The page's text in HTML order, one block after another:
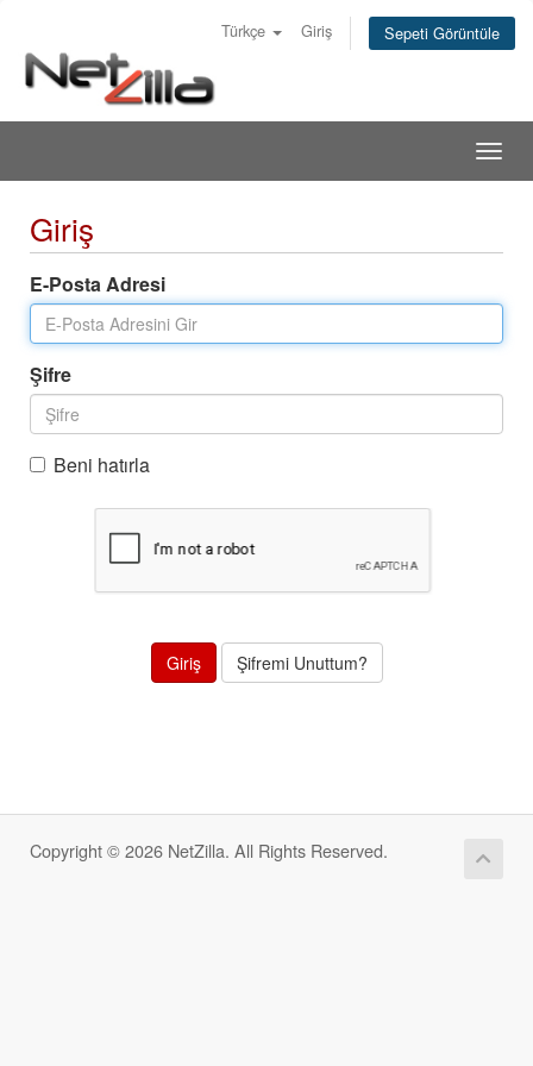
Türkçe Giriş Sepeti Görüntüle
Giriş
E-Posta Adresi
Şifre
Beni hatırla
Şifremi Unuttum?
Copyright © 2026 NetZilla. All Rights Reserved.